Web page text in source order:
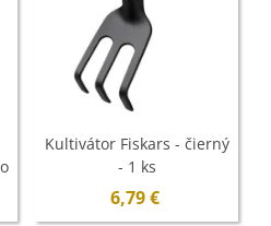
Kultivátor Fiskars - čierný
- 1 ks
6,79 €